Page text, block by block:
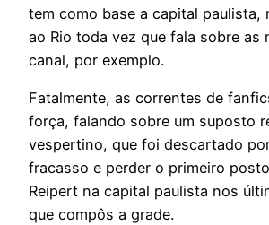
tem como base a capital paulista,
ao Rio toda vez que fala sobre as
canal, por exemplo.
Fatalmente, as correntes de
força, falando sobre um suposto
vespertino, que foi descartado
fracasso e perder o primeiro
Reipert na capital paulista nos
que compôs a grade.